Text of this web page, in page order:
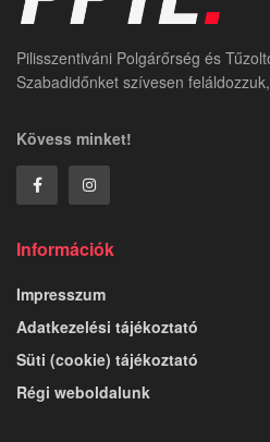
Pilisszentiváni Polgárőrség és
Szabadidőnket szívesen
Kövess minket!
Információk
Impresszum
Adatkezelési tájékoztató
Süti (cookie) tájékoztató
Régi weboldalunk